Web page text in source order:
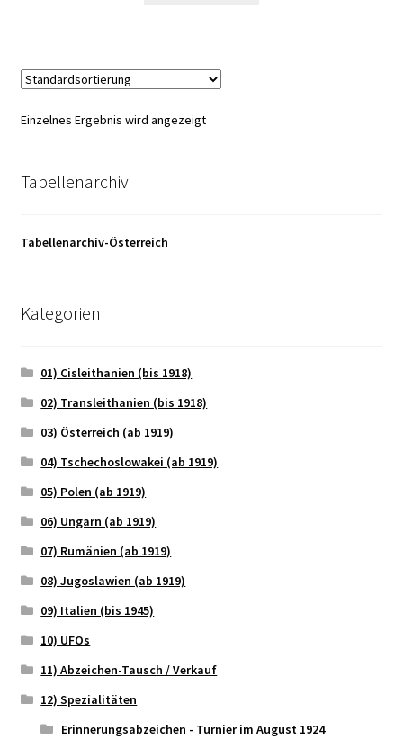
Einzelnes Ergebnis wird angezeigt
Tabellenarchiv
Tabellenarchiv-Österreich
Kategorien
01) Cisleithanien (bis 1918)
02) Transleithanien (bis 1918)
03) Österreich (ab 1919)
04) Tschechoslowakei (ab 1919)
05) Polen (ab 1919)
06) Ungarn (ab 1919)
07) Rumänien (ab 1919)
08) Jugoslawien (ab 1919)
09) Italien (bis 1945)
10) UFOs
11) Abzeichen-Tausch / Verkauf
12) Spezialitäten
Erinnerungsabzeichen - Turnier im August 1924